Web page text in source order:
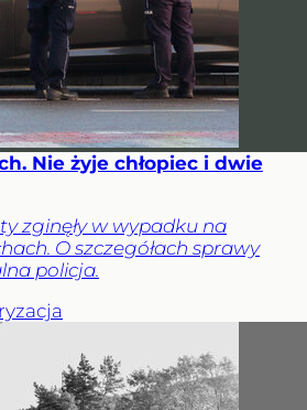
Nie żyje chłopiec i dwie
zginęły w wypadku na
O szczegółach sprawy
policja.